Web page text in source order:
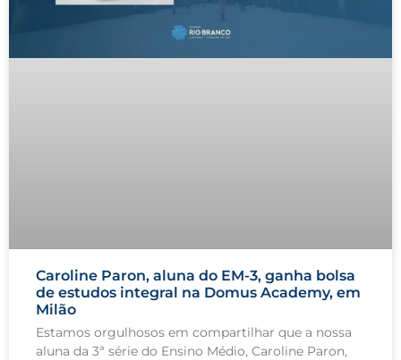
Caroline Paron, aluna do EM-3, ganha bolsa
de estudos integral na Domus Academy, em
Milão
Estamos orgulhosos em compartilhar que a nossa
aluna da 3ª série do Ensino Médio, Caroline Paron,